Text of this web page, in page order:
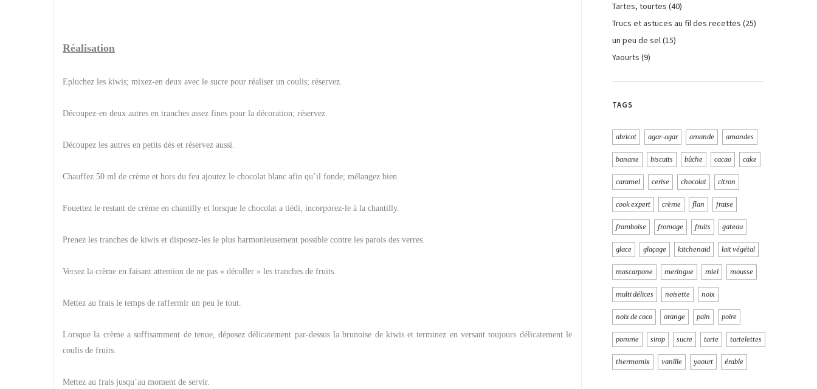
Réalisation
Epluchez les kiwis; mixez-en deux avec le sucre pour réaliser un coulis; réservez.
Découpez-en deux autres en tranches assez fines pour la décoration; réservez.
Découpez les autres en petits dés et réservez aussi.
Chauffez 50 ml de crème et hors du feu ajoutez le chocolat blanc afin qu’il fonde; mélangez bien.
Fouettez le restant de crème en chantilly et lorsque le chocolat a tiédi, incorporez-le à la chantilly.
Prenez les tranches de kiwis et disposez-les le plus harmonieusement possible contre les parois des verres.
Versez la crème en faisant attention de ne pas « décoller » les tranches de fruits.
Mettez au frais le temps de raffermir un peu le tout.
Lorsque la crème a suffisamment de tenue, déposez délicatement par-dessus la brunoise de kiwis et terminez en versant toujours délicatement le
coulis de fruits.
Mettez au frais jusqu’au moment de servir.
Tartes, tourtes (40)
Trucs et astuces au fil des recettes (25)
un peu de sel(15)
Yaourts (9)
TAGS
abricot agar-agar amande amandes
banane biscuits bûche cacao cake
caramel cerise chocolat citron
cook expert crème flan fraise
framboise fromage fruits gateau
glace glaçage kitchenaid lait végétal
mascarpone meringue miel mousse
multi délices noisette noix
noix de coco orange pain poire
pomme sirop sucre tarte tartelettes
thermomix vanille yaourt érable